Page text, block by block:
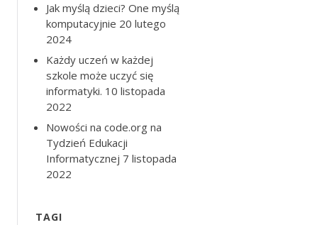
Jak myślą dzieci? One myślą
komputacyjnie 20 lutego
2024
Każdy uczeń w każdej
szkole może uczyć się
informatyki. 10 listopada
2022
Nowości na code.org na
Tydzień Edukacji
Informatycznej 7 listopada
2022
TAGI